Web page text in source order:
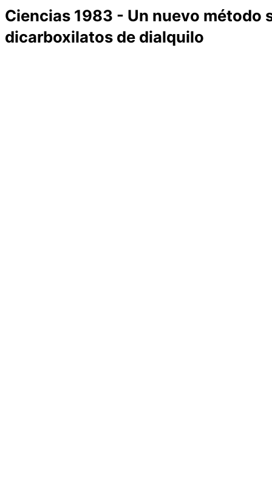
Ciencias 1983 - Un nuevo
dicarboxilatos de dialquilo